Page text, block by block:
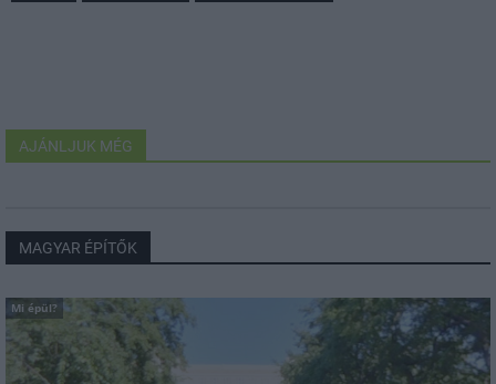
AJÁNLJUK MÉG
MAGYAR ÉPÍTŐK
Mi épül?